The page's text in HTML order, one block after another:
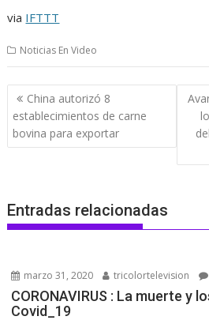
via IFTTT
Noticias En Video
Navegación
de
entradas
China autorizó 8
establecimientos de carne
bovina para exportar
Entradas relacionadas
marzo 31, 2020 tricolortelevision
CORONAVIRUS : La muerte y
Covid_19